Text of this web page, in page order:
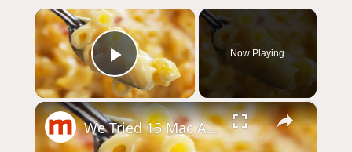
×
Play Video
Now Playing
×
We Tried 15 Mac And Cheese Brands. Here's The Best One.